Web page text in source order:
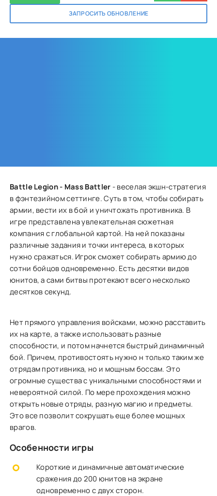
ЗАПРОСИТЬ ОБНОВЛЕНИЕ
Battle Legion - Mass Battler - веселая экшн-стратегия
в фэнтезийном сеттинге. Суть в том, чтобы собирать
армии, вести их в бой и уничтожать противника. В
игре представлена увлекательная сюжетная
компания с глобальной картой. На ней показаны
различные задания и точки интереса, в которых
нужно сражаться. Игрок сможет собирать армию до
сотни бойцов одновременно. Есть десятки видов
юнитов, а сами битвы протекают всего несколько
десятков секунд.
Нет прямого управления войсками, можно расставить
их на карте, а также использовать разные
способности, и потом начнется быстрый динамичный
бой. Причем, противостоять нужно н только таким же
отрядам противника, но и мощным боссам. Это
огромные существа с уникальными способностями и
невероятной силой. По мере прохождения можно
открыть новые отряды, разную магию и предметы.
Это все позволит сокрушать еще более мощных
врагов.
Особенности игры
Короткие и динамичные автоматические
сражения до 200 юнитов на экране
одновременно с двух сторон.